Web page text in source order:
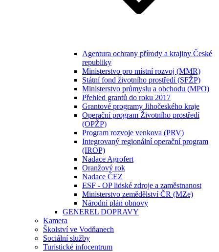
Agentura ochrany přírody a krajiny České
republiky
Ministerstvo pro místní rozvoj (MMR)
Státní fond životního prostředí (SFŽP)
Ministerstvo průmyslu a obchodu (MPO)
Přehled grantů do roku 2017
Grantové programy Jihočeského kraje
Operační program Životního prostředí
(OPŽP)
Program rozvoje venkova (PRV)
Integrovaný regionální operační program
(IROP)
Nadace Agrofert
Oranžový rok
Nadace ČEZ
ESF - OP lidské zdroje a zaměstnanost
Ministerstvo zemědělství ČR (MZe)
Národní plán obnovy
GENEREL DOPRAVY
Kamera
Školství ve Vodňanech
Sociální služby
Turistické infocentrum